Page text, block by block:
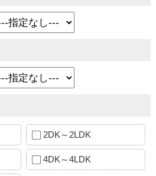
2DK～2LDK
4DK～4LDK